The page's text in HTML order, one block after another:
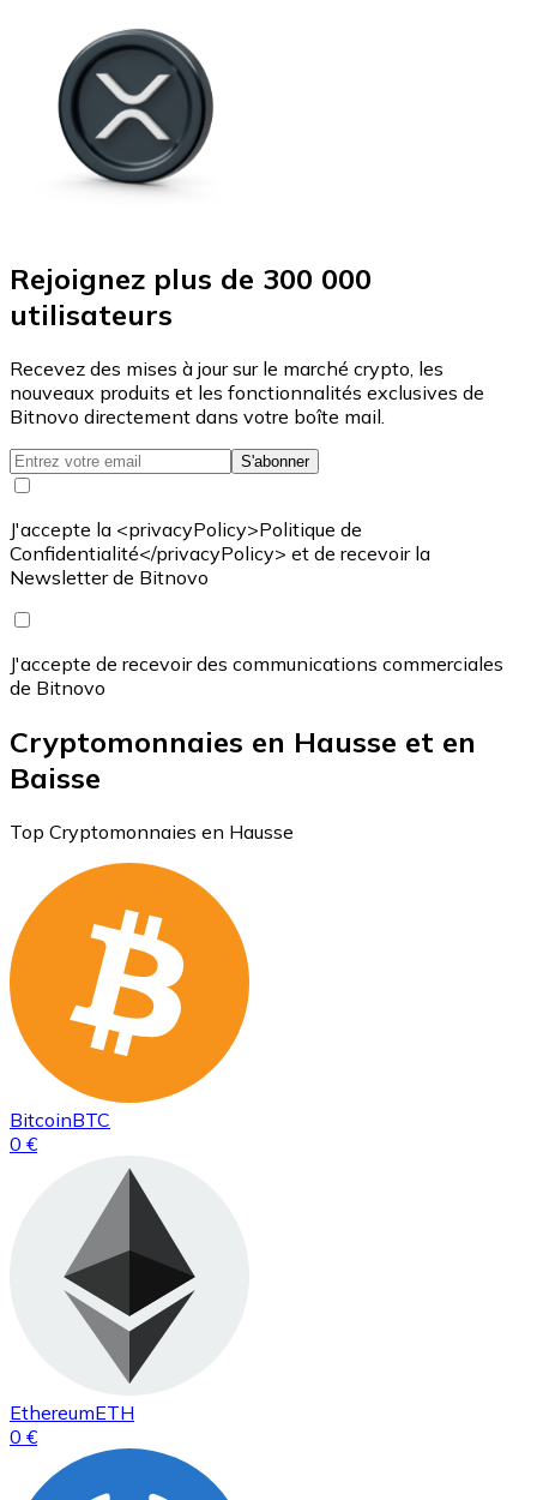
Rejoignez plus de 300 000
utilisateurs
Recevez des mises à jour sur le marché crypto, les
nouveaux produits et les fonctionnalités exclusives de
Bitnovo directement dans votre boîte mail.
S'abonner
J'accepte la <privacyPolicy>Politique de
Confidentialité</privacyPolicy> et de recevoir la
Newsletter de Bitnovo
J'accepte de recevoir des communications commerciales
de Bitnovo
Cryptomonnaies en Hausse et en
Baisse
Top Cryptomonnaies en Hausse
BitcoinBTC
0 €
EthereumETH
0 €